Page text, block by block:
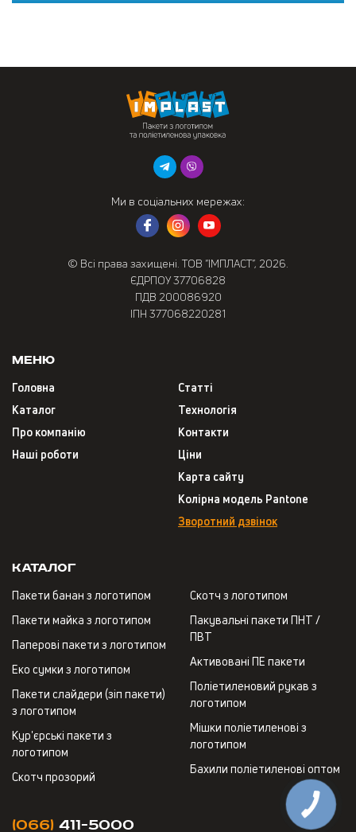
Ми в соціальних мережах:
© Всі права захищені. ТОВ “ІМПЛАСТ”, 2026.
ЄДРПОУ 37706828
ПДВ 200086920
ІПН 377068220281
Меню
Головна
Каталог
Про компанію
Наші роботи
Статті
Технологія
Контакти
Ціни
Карта сайту
Колірна модель Pantone
Зворотний дзвінок
Каталог
Пакети банан з логотипом
Пакети майка з логотипом
Паперові пакети з логотипом
Еко сумки з логотипом
Пакети слайдери (зіп пакети)
з логотипом
Кур'єрські пакети з
логотипом
Скотч прозорий
Скотч з логотипом
Пакувальні пакети ПНТ /
ПВТ
Активовані ПЕ пакети
Поліетиленовий рукав з
логотипом
Мішки поліетиленові з
логотипом
Бахили поліетиленові оптом
(066) 411-5000